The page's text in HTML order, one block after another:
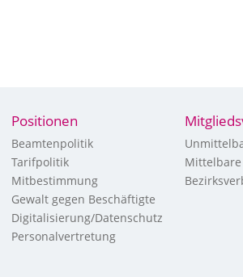
Positionen
Beamtenpolitik
Tarifpolitik
Mitbestimmung
Gewalt gegen Beschäftigte
Digitalisierung/Datenschutz
Personalvertretung
Mittelbare